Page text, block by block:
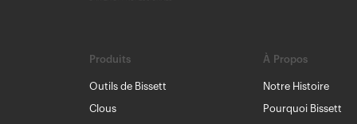
Produits
Outils de Bissett
Clous
À Propos
Notre Histoire
Pourquoi Bissett